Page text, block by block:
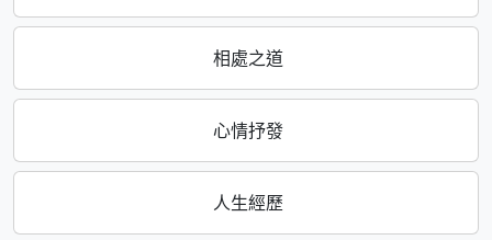
相處之道
心情抒發
人生經歷